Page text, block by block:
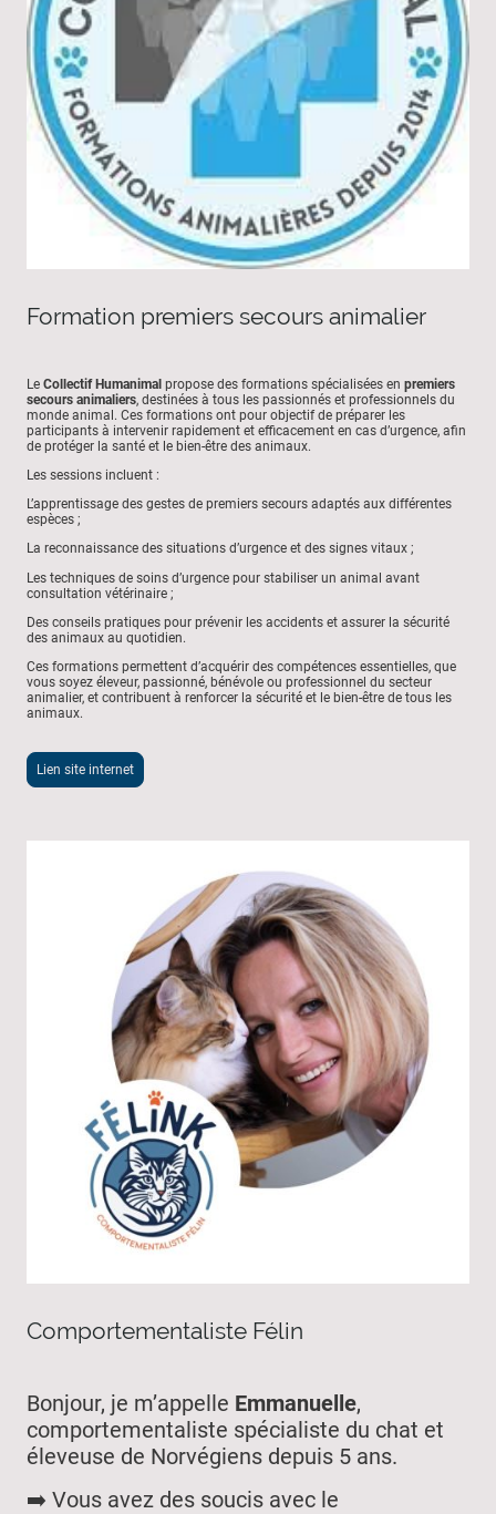
Formation premiers secours animalier
Le Collectif Humanimal propose des formations spécialisées en premiers
secours animaliers, destinées à tous les passionnés et professionnels du
monde animal. Ces formations ont pour objectif de préparer les
participants à intervenir rapidement et efficacement en cas d’urgence, afin
de protéger la santé et le bien-être des animaux.
Les sessions incluent :
L’apprentissage des gestes de premiers secours adaptés aux différentes
espèces ;
La reconnaissance des situations d’urgence et des signes vitaux ;
Les techniques de soins d’urgence pour stabiliser un animal avant
consultation vétérinaire ;
Des conseils pratiques pour prévenir les accidents et assurer la sécurité
des animaux au quotidien.
Ces formations permettent d’acquérir des compétences essentielles, que
vous soyez éleveur, passionné, bénévole ou professionnel du secteur
animalier, et contribuent à renforcer la sécurité et le bien-être de tous les
animaux.
Lien site internet
Comportementaliste Félin
Bonjour, je m’appelle Emmanuelle,
comportementaliste spécialiste du chat et
éleveuse de Norvégiens depuis 5 ans.
➡️ Vous avez des soucis avec le